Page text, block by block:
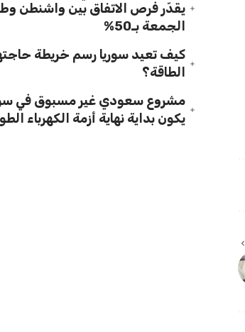
يقدّر فرص الاتفاق بين واشنطن
الجمعة بـ50%
كيف تعيد سوريا رسم خريطة
الطاقة؟
مشروع سعودي غير مسبوق في
يكون بداية نهاية أزمة الكهرباء